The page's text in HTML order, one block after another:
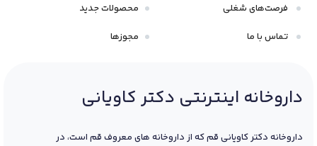
فرصت‌های شغلی
تماس با ما
محصولات جدید
مجوزها
داروخانه اینترنتی دکتر کاویانی
داروخانه دکتر کاویانی قم که از داروخانه های معروف قم است، در